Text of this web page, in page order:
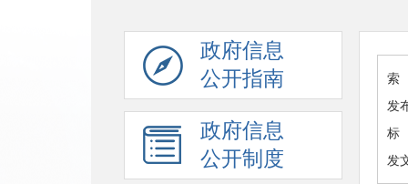
政府信息
公开指南
政府信息
公开制度
索
发
标
发